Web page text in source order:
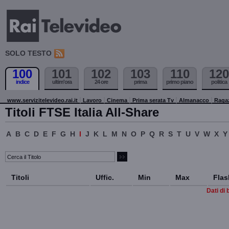
SOLO TESTO
100
indice
101
ultim'ora
102
24 ore
103
prima
110
primo piano
120
politica
www.servizitelevideo.rai.it Lavoro Cinema Prima serata Tv Almanacco
Titoli FTSE Italia All-Share
A B C D E F G H I J K L M N O P Q R S T U V W X Y
Titoli Uffic. Min Max
Dati di